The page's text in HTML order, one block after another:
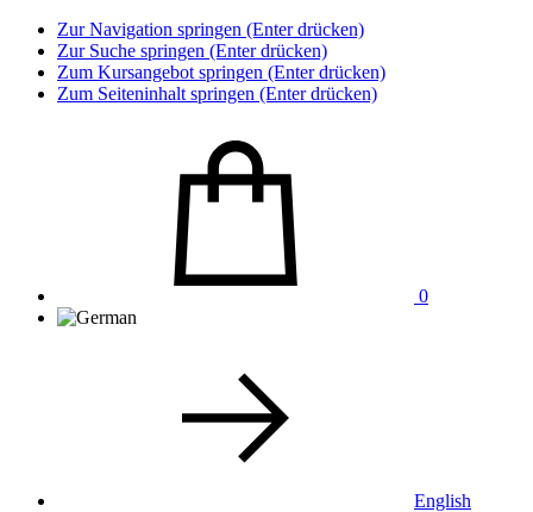
Zur Navigation springen (Enter drücken)
Zur Suche springen (Enter drücken)
Zum Kursangebot springen (Enter drücken)
Zum Seiteninhalt springen (Enter drücken)
0
English